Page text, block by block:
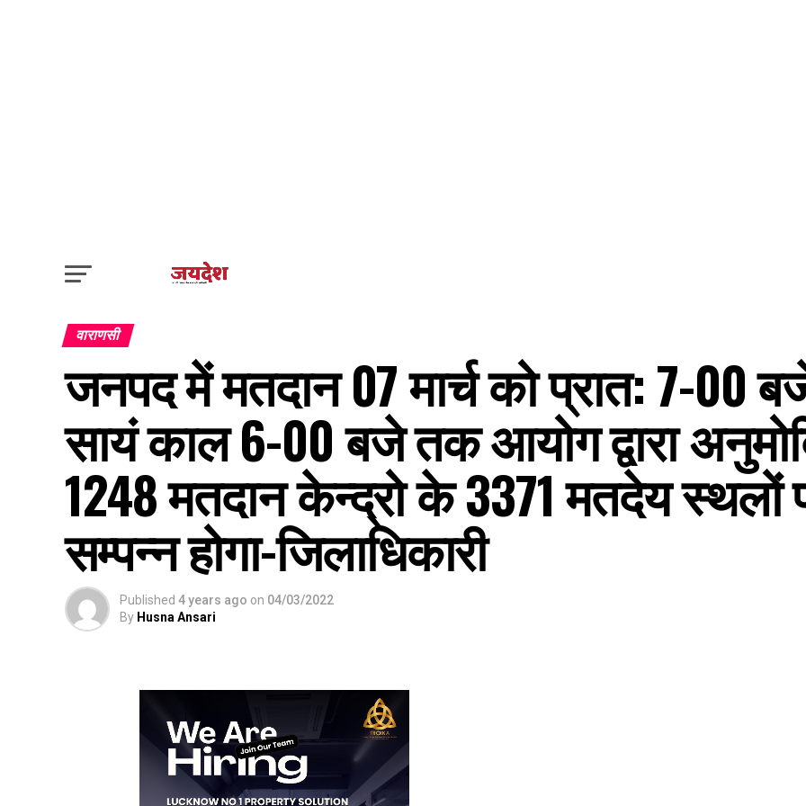
वाराणसी
जनपद में मतदान 07 मार्च को प्रात: 7-00
सायं काल 6-00 बजे तक आयोग द्वारा
1248 मतदान केन्द्रो के 3371 मतदेय स्थलों
सम्पन्न होगा-जिलाधिकारी
Published 4 years ago on 04/03/2022
By Husna Ansari